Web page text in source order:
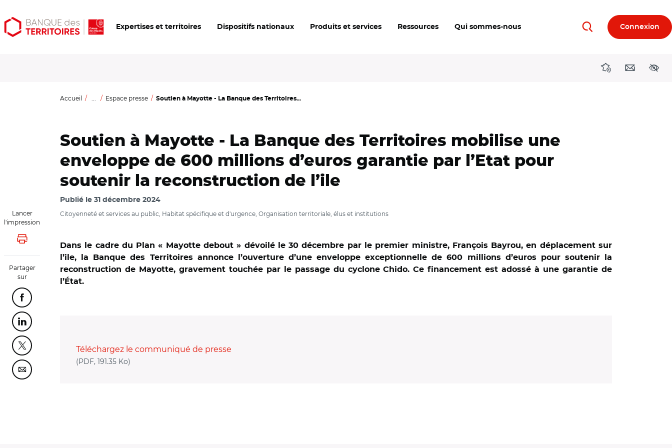
Aller
au
Aller
au
Ouvrir
les
Expertises et territoires Dispositifs nationaux Produits et services Ressources Qui sommes-nous RechercherConnexion
DirectionsContact
Accueil ... Espace presse Soutien à Mayotte - La Banque des Territoires...
Soutien à Mayotte - La Banque des Territoires mobilise une
enveloppe de 600 millions d’euros garantie par l’Etat pour
soutenir la reconstruction de l’ile
Publié le 31 décembre 2024
Citoyenneté et services au public, Habitat spécifique et d'urgence, Organisation territoriale, élus et institutions
Lancer
l'impression
Lancer l'impression
Partager
sur
Partager cette page sur Facebook
Partager cette page sur Linkedin
Partager cette page sur Twitter
Partager cette page sur Courriel
Dans le cadre du Plan « Mayotte debout » dévoilé le 30 décembre par le premier ministre, François Bayrou, en déplacement sur
l’ile, la Banque des Territoires annonce l’ouverture d’une enveloppe exceptionnelle de 600 millions d’euros pour soutenir la
reconstruction de Mayotte, gravement touchée par le passage du cyclone Chido. Ce financement est adossé à une garantie de
l’État.
Téléchargez le communiqué de presse
(PDF, 191.35 Ko)